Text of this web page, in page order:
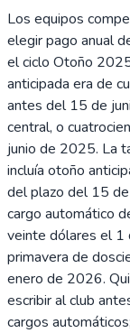
Los equipos
elegir pago anual
el ciclo Otoño
anticipada era de
antes del 15 de
central, o
junio de 2025. La
incluía otoño
del plazo del 15
cargo automático
veinte dólares el 1
primavera de
enero de 2026.
escribir al club
cargos